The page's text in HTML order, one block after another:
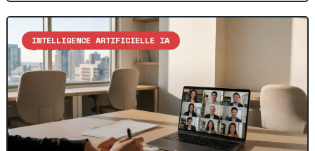
INTELLIGENCE ARTIFICIELLE IA